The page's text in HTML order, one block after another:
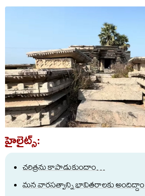
హైలైట్స్:
చరిత్రను కాపాడుకుందాం…
మన వారసత్వాన్ని భావితరాలకు అందిద్దాం